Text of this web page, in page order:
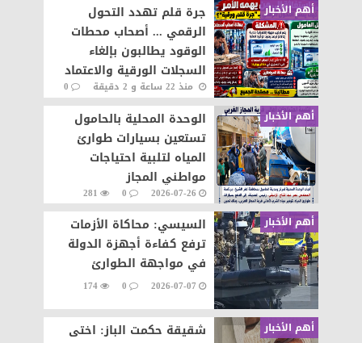
أهم الأخبار
جرة قلم تهدد التحول
الرقمي ... أصحاب محطات
الوقود يطالبون بإلغاء
السجلات الورقية والاعتماد
على المنظومة الإلكترونية
منذ 22 ساعة و 2 دقيقة
0
64
أهم الأخبار
الوحدة المحلية بالحامول
تستعين بسيارات طوارئ
المياه لتلبية احتياجات
مواطني المجاز
2026-07-26
0
281
أهم الأخبار
السيسي: محاكاة الأزمات
ترفع كفاءة أجهزة الدولة
في مواجهة الطوارئ
2026-07-07
0
174
أهم الأخبار
شقيقة حكمت الباز: اختى